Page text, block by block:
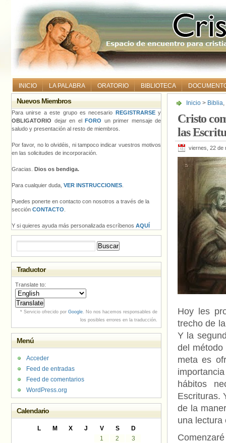
INICIO LA PALABRA ORATORIO BIBLIOTECA
Inicio > Biblia,
Cristo
las
viernes, 22 de
Hoy les
trecho de
Y la
del
meta es
hábitos
Escrituras.
de la
una lectura
Nuevos Miembros
Para unirse a este grupo es necesario REGISTRARSEy
OBLIGATORIO dejar en el FORO un primer mensaje de
saludo y presentación al resto de miembros.
Por favor, no lo olvidéis, ni tampoco indicar vuestros motivos
en las solicitudes de incorporación.
Gracias. Dios os bendiga.
Para cualquier duda, VER INSTRUCCIONES
Puedes ponerte en contacto con nosotros a través de la
sección CONTACTO
Y si quieres ayuda más personalizada escríbenos AQUÍ
Traductor
Translate to:
* Servicio ofrecido por Google. No nos hacemos responsables de
los posibles errores en la traducción.
Menú
Acceder
Feed de entradas
Feed de comentarios
WordPress.org
Calendario
L M X J V S
D
1
2
3